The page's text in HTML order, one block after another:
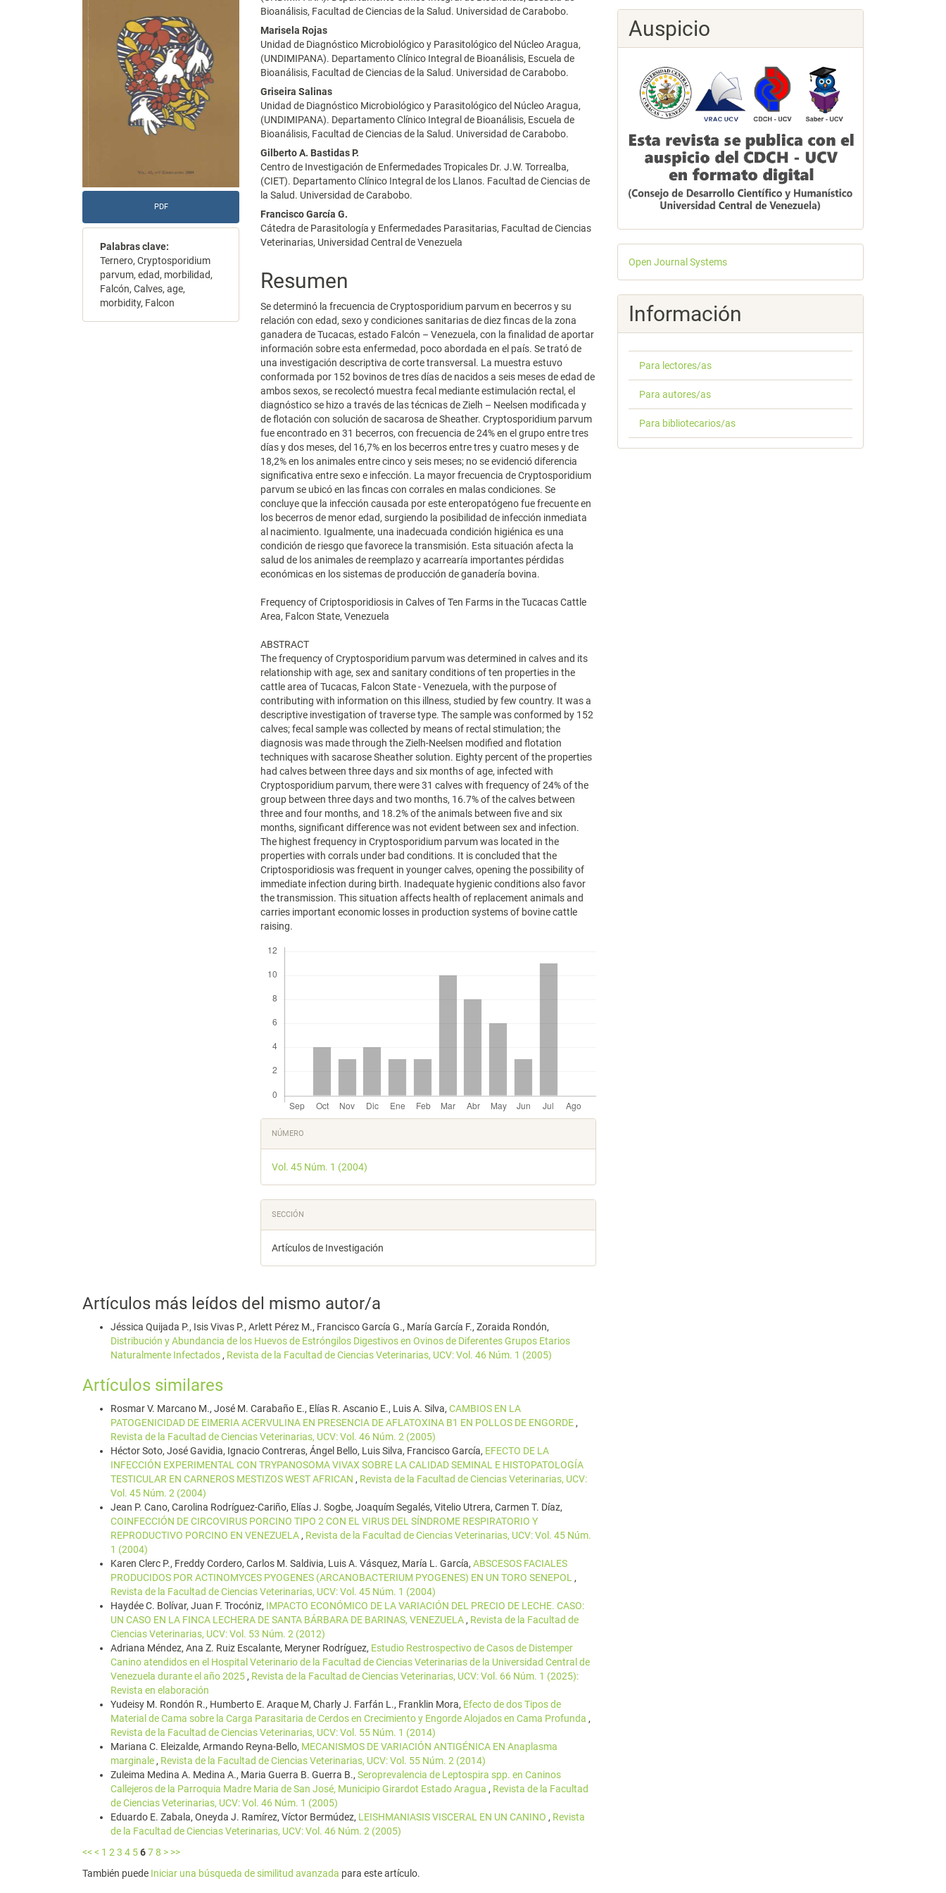
artículo
PDF
Palabras clave:
Ternero, Cryptosporidium
parvum, edad, morbilidad,
Falcón, Calves, age,
morbidity, Falcon
del
artículo
Bioanálisis, Facultad de Ciencias de la Salud. Universidad de Carabobo.
Marisela Rojas
Unidad de Diagnóstico Microbiológico y Parasitológico del Núcleo Aragua,
(UNDIMIPANA). Departamento Clínico Integral de Bioanálisis, Escuela de
Bioanálisis, Facultad de Ciencias de la Salud. Universidad de Carabobo.
Griseira Salinas
Unidad de Diagnóstico Microbiológico y Parasitológico del Núcleo Aragua,
(UNDIMIPANA). Departamento Clínico Integral de Bioanálisis, Escuela de
Bioanálisis, Facultad de Ciencias de la Salud. Universidad de Carabobo.
Gilberto A. Bastidas P.
Centro de Investigación de Enfermedades Tropicales Dr. J.W. Torrealba,
(CIET). Departamento Clínico Integral de los Llanos. Facultad de Ciencias de
la Salud. Universidad de Carabobo.
Francisco García G.
Cátedra de Parasitología y Enfermedades Parasitarias, Facultad de Ciencias
Veterinarias, Universidad Central de Venezuela
Resumen
Se determinó la frecuencia de Cryptosporidium parvum en becerros y su
relación con edad, sexo y condiciones sanitarias de diez fincas de la zona
ganadera de Tucacas, estado Falcón – Venezuela, con la finalidad de aportar
información sobre esta enfermedad, poco abordada en el país. Se trató de
una investigación descriptiva de corte transversal. La muestra estuvo
conformada por 152 bovinos de tres días de nacidos a seis meses de edad de
ambos sexos, se recolectó muestra fecal mediante estimulación rectal, el
diagnóstico se hizo a través de las técnicas de Zielh – Neelsen modificada y
de flotación con solución de sacarosa de Sheather. Cryptosporidium parvum
fue encontrado en 31 becerros, con frecuencia de 24% en el grupo entre tres
días y dos meses, del 16,7% en los becerros entre tres y cuatro meses y de
18,2% en los animales entre cinco y seis meses; no se evidenció diferencia
significativa entre sexo e infección. La mayor frecuencia de Cryptosporidium
parvum se ubicó en las fincas con corrales en malas condiciones. Se
concluye que la infección causada por este enteropatógeno fue frecuente en
los becerros de menor edad, surgiendo la posibilidad de infección inmediata
al nacimiento. Igualmente, una inadecuada condición higiénica es una
condición de riesgo que favorece la transmisión. Esta situación afecta la
salud de los animales de reemplazo y acarrearía importantes pérdidas
económicas en los sistemas de producción de ganadería bovina.
Frequency of Criptosporidiosis in Calves of Ten Farms in the Tucacas Cattle
Area, Falcon State, Venezuela
ABSTRACT
The frequency of Cryptosporidium parvum was determined in calves and its
relationship with age, sex and sanitary conditions of ten properties in the
cattle area of Tucacas, Falcon State - Venezuela, with the purpose of
contributing with information on this illness, studied by few country. It was a
descriptive investigation of traverse type. The sample was conformed by 152
calves; fecal sample was collected by means of rectal stimulation; the
diagnosis was made through the Zielh-Neelsen modified and flotation
techniques with sacarose Sheather solution. Eighty percent of the properties
had calves between three days and six months of age, infected with
Cryptosporidium parvum, there were 31 calves with frequency of 24% of the
group between three days and two months, 16.7% of the calves between
three and four months, and 18.2% of the animals between five and six
months, significant difference was not evident between sex and infection.
The highest frequency in Cryptosporidium parvum was located in the
properties with corrals under bad conditions. It is concluded that the
Criptosporidiosis was frequent in younger calves, opening the possibility of
immediate infection during birth. Inadequate hygienic conditions also favor
the transmission. This situation affects health of replacement animals and
carries important economic losses in production systems of bovine cattle
raising.
Detalles
del
artículo
NÚMERO
Vol. 45 Núm. 1 (2004)
SECCIÓN
Artículos de Investigación
Artículos más leídos del mismo autor/a
Jéssica Quijada P., Isis Vivas P., Arlett Pérez M., Francisco García G., María García F., Zoraida Rondón,
Distribución y Abundancia de los Huevos de Estróngilos Digestivos en Ovinos de Diferentes Grupos Etarios
Naturalmente Infectados , Revista de la Facultad de Ciencias Veterinarias, UCV: Vol. 46 Núm. 1 (2005)
Artículos similares
Rosmar V. Marcano M., José M. Carabaño E., Elías R. Ascanio E., Luis A. Silva, CAMBIOS EN LA
PATOGENICIDAD DE EIMERIA ACERVULINA EN PRESENCIA DE AFLATOXINA B1 EN POLLOS DE ENGORDE ,
Revista de la Facultad de Ciencias Veterinarias, UCV: Vol. 46 Núm. 2 (2005)
Héctor Soto, José Gavidia, Ignacio Contreras, Ángel Bello, Luis Silva, Francisco García, EFECTO DE LA
INFECCIÓN EXPERIMENTAL CON TRYPANOSOMA VIVAX SOBRE LA CALIDAD SEMINAL E HISTOPATOLOGÍA
TESTICULAR EN CARNEROS MESTIZOS WEST AFRICAN , Revista de la Facultad de Ciencias Veterinarias, UCV:
Vol. 45 Núm. 2 (2004)
Jean P. Cano, Carolina Rodríguez-Cariño, Elías J. Sogbe, Joaquím Segalés, Vitelio Utrera, Carmen T. Díaz,
COINFECCIÓN DE CIRCOVIRUS PORCINO TIPO 2 CON EL VIRUS DEL SÍNDROME RESPIRATORIO Y
REPRODUCTIVO PORCINO EN VENEZUELA , Revista de la Facultad de Ciencias Veterinarias, UCV: Vol. 45 Núm.
1 (2004)
Karen Clerc P., Freddy Cordero, Carlos M. Saldivia, Luis A. Vásquez, María L. García, ABSCESOS FACIALES
PRODUCIDOS POR ACTINOMYCES PYOGENES (ARCANOBACTERIUM PYOGENES) EN UN TORO SENEPOL ,
Revista de la Facultad de Ciencias Veterinarias, UCV: Vol. 45 Núm. 1 (2004)
Haydée C. Bolívar, Juan F. Trocóniz, IMPACTO ECONÓMICO DE LA VARIACIÓN DEL PRECIO DE LECHE. CASO:
UN CASO EN LA FINCA LECHERA DE SANTA BÁRBARA DE BARINAS, VENEZUELA , Revista de la Facultad de
Ciencias Veterinarias, UCV: Vol. 53 Núm. 2 (2012)
Adriana Méndez, Ana Z. Ruiz Escalante, Meryner Rodríguez, Estudio Restrospectivo de Casos de Distemper
Canino atendidos en el Hospital Veterinario de la Facultad de Ciencias Veterinarias de la Universidad Central de
Venezuela durante el año 2025 , Revista de la Facultad de Ciencias Veterinarias, UCV: Vol. 66 Núm. 1 (2025):
Revista en elaboración
Yudeisy M. Rondón R., Humberto E. Araque M, Charly J. Farfán L., Franklin Mora, Efecto de dos Tipos de
Material de Cama sobre la Carga Parasitaria de Cerdos en Crecimiento y Engorde Alojados en Cama Profunda ,
Revista de la Facultad de Ciencias Veterinarias, UCV: Vol. 55 Núm. 1 (2014)
Mariana C. Eleizalde, Armando Reyna-Bello, MECANISMOS DE VARIACIÓN ANTIGÉNICA EN Anaplasma
marginale , Revista de la Facultad de Ciencias Veterinarias, UCV: Vol. 55 Núm. 2 (2014)
Zuleima Medina A. Medina A., Maria Guerra B. Guerra B., Seroprevalencia de Leptospira spp. en Caninos
Callejeros de la Parroquia Madre Maria de San José, Municipio Girardot Estado Aragua , Revista de la Facultad
de Ciencias Veterinarias, UCV: Vol. 46 Núm. 1 (2005)
Eduardo E. Zabala, Oneyda J. Ramírez, Víctor Bermúdez, LEISHMANIASIS VISCERAL EN UN CANINO , Revista
de la Facultad de Ciencias Veterinarias, UCV: Vol. 46 Núm. 2 (2005)
<< < 1 2 3 4 5678 > >>
También puede Iniciar una búsqueda de similitud avanzada para este artículo.
Auspicio
Desarrollado
por
Open Journal Systems
Información
Para lectores/as
Para autores/as
Para bibliotecarios/as